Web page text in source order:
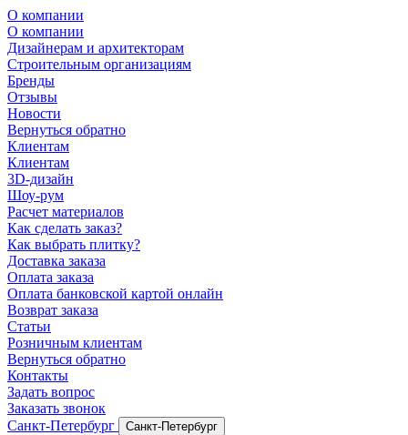
О компании
О компании
Дизайнерам и архитекторам
Строительным организациям
Бренды
Отзывы
Новости
Вернуться обратно
Клиентам
Клиентам
3D-дизайн
Шоу-рум
Расчет материалов
Как сделать заказ?
Как выбрать плитку?
Доставка заказа
Оплата заказа
Оплата банковской картой онлайн
Возврат заказа
Статьи
Розничным клиентам
Вернуться обратно
Контакты
Задать вопрос
Заказать звонок
Санкт-Петербург
Санкт-Петербург